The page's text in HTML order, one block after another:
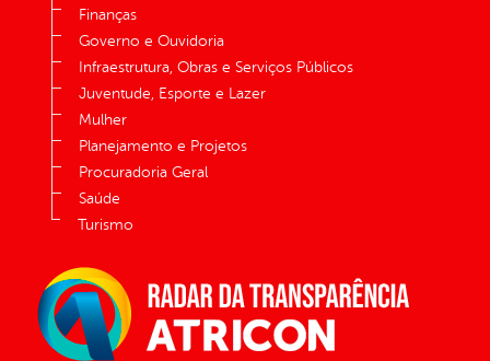
Finanças
Governo e Ouvidoria
Infraestrutura, Obras e Serviços Públicos
Juventude, Esporte e Lazer
Mulher
Planejamento e Projetos
Procuradoria Geral
Saúde
Turismo